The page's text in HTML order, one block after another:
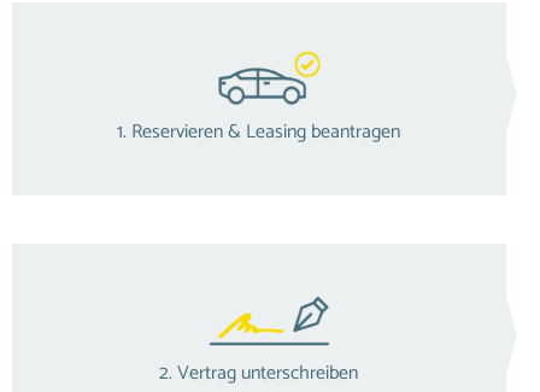
1. Reservieren & Leasing beantragen
2. Vertrag unterschreiben